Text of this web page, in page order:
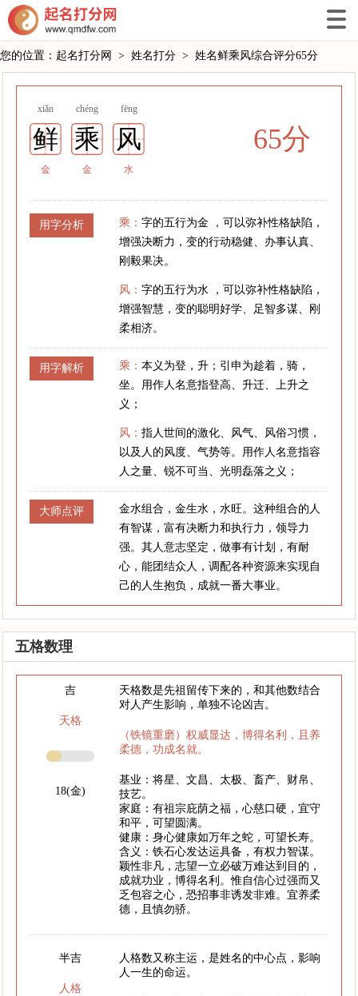
您的位置： 起名打分网 > 姓名打分 > 姓名鲜乘风综合评分65分
xiǎn chéng fēng
鲜 乘 风
金 金 水
65分
用字分析 乘：字的五行为金 ，可以弥补性格缺陷，
增强决断力，变的行动稳健、办事认真、
刚毅果决。
风：字的五行为水 ，可以弥补性格缺陷，
增强智慧，变的聪明好学、足智多谋、刚
柔相济。
用字解析 乘：本义为登，升；引申为趁着，骑，
坐。用作人名意指登高、升迁、上升之
义；
风：指人世间的激化、风气、风俗习惯，
以及人的风度、气势等。用作人名意指容
人之量、锐不可当、光明磊落之义；
大师点评
金水组合，金生水，水旺。这种组合的人
有智谋，富有决断力和执行力，领导力
强。其人意志坚定，做事有计划，有耐
心，能团结众人，调配各种资源来实现自
己的人生抱负，成就一番大事业。
五格数理
吉
天格
18(金)
天格数是先祖留传下来的，和其他数结合
对人产生影响，单独不论凶吉。
（铁镜重磨）权威显达，博得名利，且养
柔德，功成名就。
基业：将星、文昌、太极、畜产、财帛、
技艺。
家庭：有祖宗庇荫之福，心慈口硬，宜守
和平，可望圆满。
健康：身心健康如万年之蛇，可望长寿。
含义：铁石心发达运具备，有权力智谋。
颖性非凡，志望一立必破万难达到目的，
成就功业，博得名利。惟自信心过强而又
乏包容之心，恐招事非诱发非难。宜养柔
德，且慎勿骄。
半吉
人格
人格数又称主运，是姓名的中心点，影响
人一生的命运。